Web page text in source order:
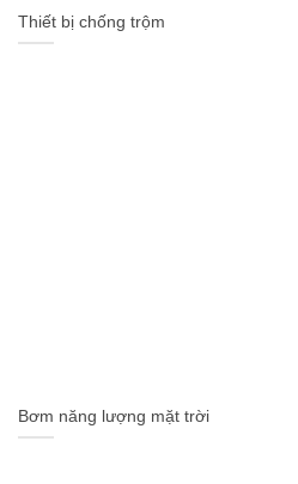
Thiết bị chống trộm
Bơm năng lượng mặt trời